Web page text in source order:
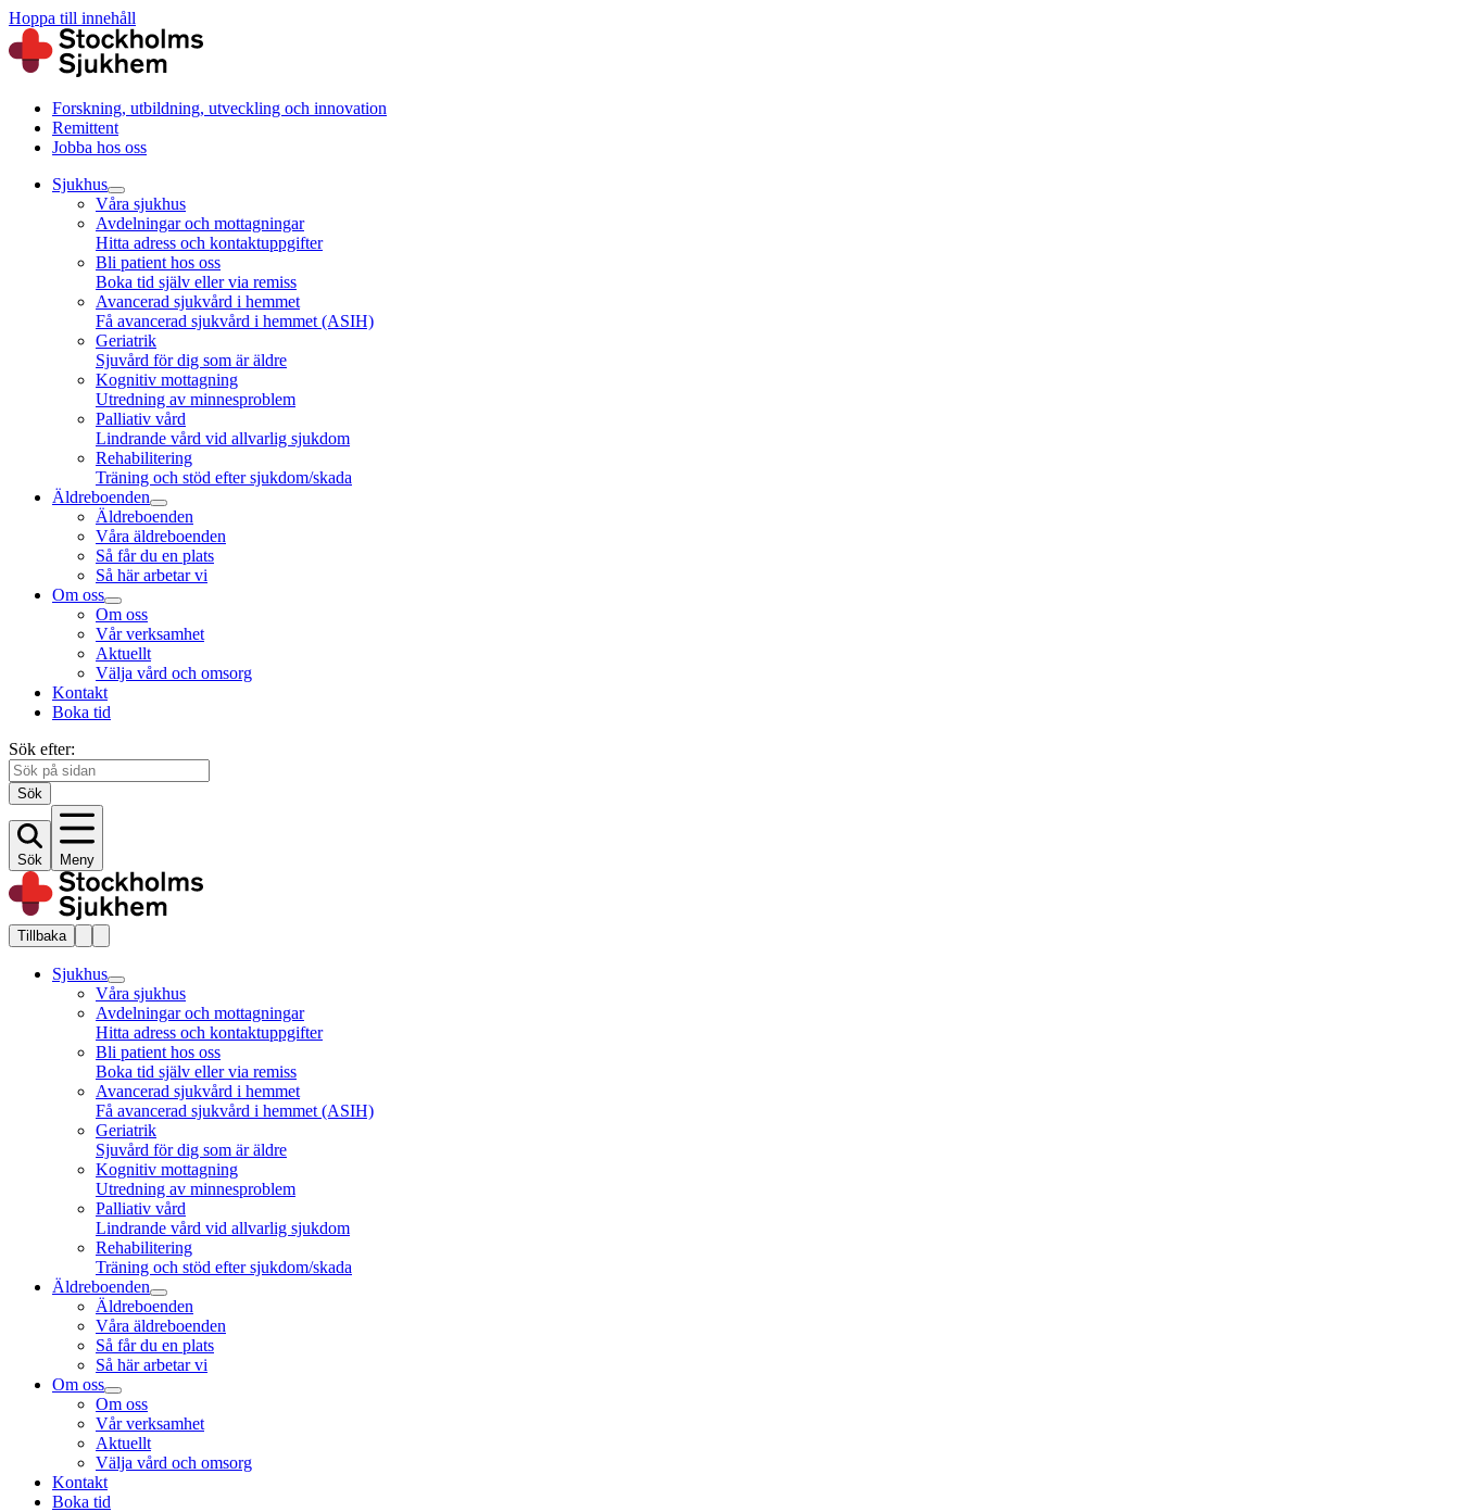
Hoppa till innehåll
Forskning, utbildning, utveckling och innovation
Remittent
Jobba hos oss
Sjukhus
Våra sjukhus
Avdelningar och mottagningar
Hitta adress och kontaktuppgifter
Bli patient hos oss
Boka tid själv eller via remiss
Avancerad sjukvård i hemmet
Få avancerad sjukvård i hemmet (ASIH)
Geriatrik
Sjuvård för dig som är äldre
Kognitiv mottagning
Utredning av minnesproblem
Palliativ vård
Lindrande vård vid allvarlig sjukdom
Rehabilitering
Träning och stöd efter sjukdom/skada
Äldreboenden
Äldreboenden
Våra äldreboenden
Så får du en plats
Så här arbetar vi
Om oss
Om oss
Vår verksamhet
Aktuellt
Välja vård och omsorg
Kontakt
Boka tid
Sök efter:
Sök
Sök Meny
Tillbaka
Sjukhus
Våra sjukhus
Avdelningar och mottagningar
Hitta adress och kontaktuppgifter
Bli patient hos oss
Boka tid själv eller via remiss
Avancerad sjukvård i hemmet
Få avancerad sjukvård i hemmet (ASIH)
Geriatrik
Sjuvård för dig som är äldre
Kognitiv mottagning
Utredning av minnesproblem
Palliativ vård
Lindrande vård vid allvarlig sjukdom
Rehabilitering
Träning och stöd efter sjukdom/skada
Äldreboenden
Äldreboenden
Våra äldreboenden
Så får du en plats
Så här arbetar vi
Om oss
Om oss
Vår verksamhet
Aktuellt
Välja vård och omsorg
Kontakt
Boka tid